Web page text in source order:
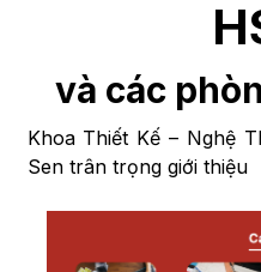
và các
Khoa Thiết Kế – Nghệ
Sen trân trọng giới thiệu